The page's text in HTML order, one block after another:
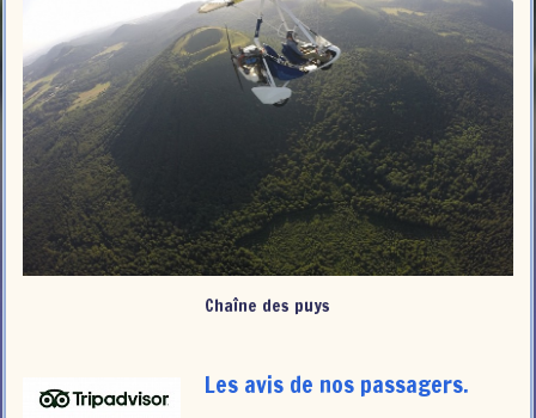
Chaîne des puys
Les avis de nos passagers.